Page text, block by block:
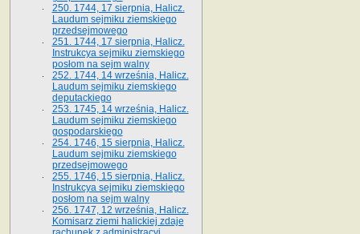
250. 1744, 17 sierpnia, Halicz.
Laudum sejmiku ziemskiego
przedsejmowego
251. 1744, 17 sierpnia, Halicz.
Instrukcya sejmiku ziemskiego
posłom na sejm walny
252. 1744, 14 września, Halicz.
Laudum sejmiku ziemskiego
deputackiego
253. 1745, 14 września, Halicz.
Laudum sejmiku ziemskiego
gospodarskiego
254. 1746, 15 sierpnia, Halicz.
Laudum sejmiku ziemskiego
przedsejmowego
255. 1746, 15 sierpnia, Halicz.
Instrukcya sejmiku ziemskiego
posłom na sejm walny
256. 1747, 12 września, Halicz.
Komisarz ziemi halickiej zdaje